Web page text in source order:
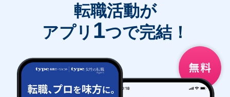
転職活動が
アプリ 1つで完結！